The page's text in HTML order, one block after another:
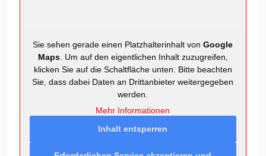
Sie sehen gerade einen Platzhalterinhalt vonGoogle
Maps. Um auf den eigentlichen Inhalt zuzugreifen,
klicken Sie auf die Schaltfläche unten. Bitte beachten
Sie, dass dabei Daten an Drittanbieter weitergegeben
werden.
Mehr Informationen
Inhalt entsperren